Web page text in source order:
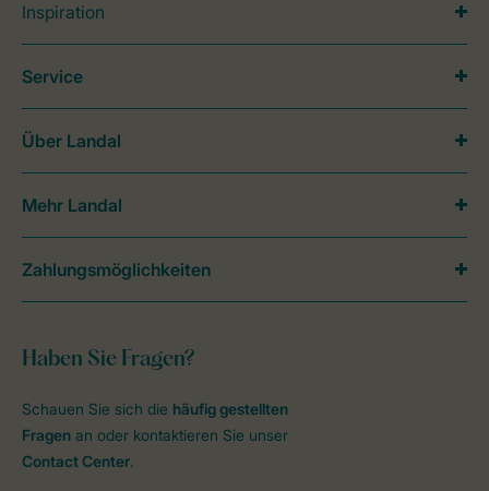
Inspiration
Haben Sie Fragen?
Schauen Sie sich die häufig gestellten
Fragen an oder kontaktieren Sie unser
Contact Center.
Service
Über Landal
Mehr Landal
Zahlungsmöglichkeiten